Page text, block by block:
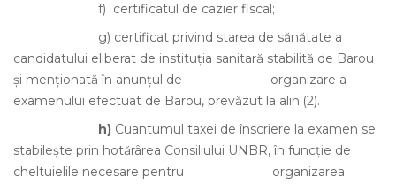
f) certificatul de cazier fiscal;
g) certificat privind starea de sănătate a
candidatului eliberat de instituţia sanitară stabilită de Barou
şi menţionată în anunţul de
organizare a
examenului efectuat de Barou, prevăzut la alin.(2).
h) Cuantumul taxei de înscriere la examen se
stabileşte prin hotărârea Consiliului UNBR, în funcţie de
cheltuielile necesare pentru
organizarea